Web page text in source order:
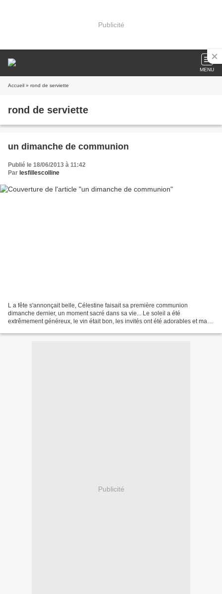
Publicité
MENU
Accueil » rond de serviette
rond de serviette
un dimanche de communion
Publié le 18/06/2013 à 11:42
Par lesfillescolline
L a fête s'annonçait belle, Célestine faisait sa première communion
dimanche dernier, un moment sacré dans sa vie... Le soleil a été
extrêmement généreux, le vin était bon, les invités ont été adorables et ma
Publicité